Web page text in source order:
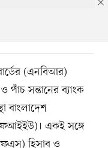
(এনবিআর)
পাঁচ সন্তানের ব্যাংক
বাংলাদেশ
একই সঙ্গে
হিসাব ও